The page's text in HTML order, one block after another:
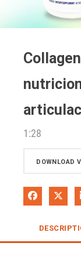
1:28
DOWNLOAD
Share on